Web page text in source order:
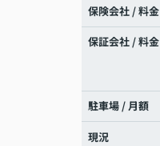
保険会社 / 料金
保証会社 / 料金
駐車場 / 月額
現況